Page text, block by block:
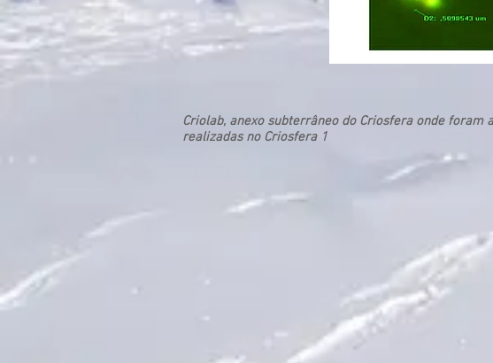
Criolab, anexo subterrâneo do Criosfera onde
realizadas no Criosfera 1